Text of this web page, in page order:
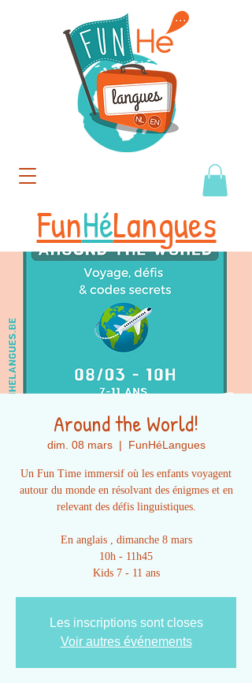
FunHéLangues
Around the World!
dim. 08 mars
  |
FunHéLangues
Un Fun Time immersif où les enfants voyagent
autour du monde en résolvant des énigmes et en
relevant des défis linguistiques.
En anglais , dimanche 8 mars
10h - 11h45
Kids 7 - 11 ans
Les inscriptions sont closes
Voir autres événements